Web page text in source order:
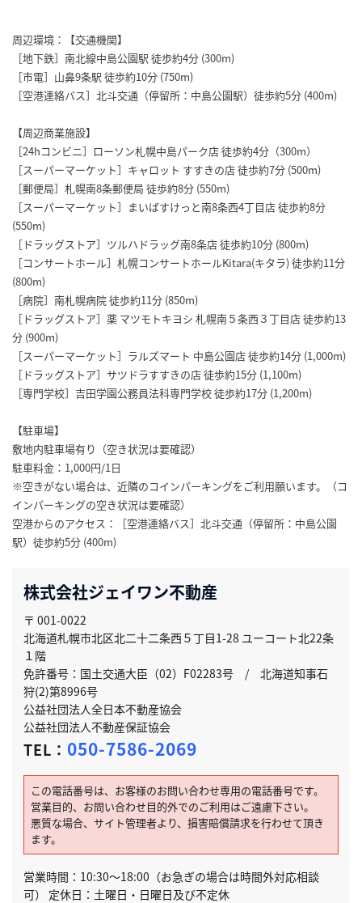
周辺環境：【交通機関】
［地下鉄］南北線中島公園駅 徒歩約4分 (300m)
［市電］山鼻9条駅 徒歩約10分 (750m)
［空港連絡バス］北斗交通（停留所：中島公園駅）徒歩約5分 (400m)
【周辺商業施設】
［24hコンビニ］ローソン札幌中島パーク店 徒歩約4分（300m）
［スーパーマーケット］キャロット すすきの店 徒歩約7分 (500m)
［郵便局］札幌南8条郵便局 徒歩約8分 (550m)
［スーパーマーケット］まいばすけっと南8条西4丁目店 徒歩約8分
(550m)
［ドラッグストア］ツルハドラッグ南8条店 徒歩約10分 (800m)
［コンサートホール］札幌コンサートホールKitara(キタラ) 徒歩約11分
(800m)
［病院］南札幌病院 徒歩約11分 (850m)
［ドラッグストア］薬 マツモトキヨシ 札幌南５条西３丁目店 徒歩約13
分 (900m)
［スーパーマーケット］ラルズマート 中島公園店 徒歩約14分 (1,000m)
［ドラッグストア］サツドラすすきの店 徒歩約15分 (1,100m)
［専門学校］吉田学園公務員法科専門学校 徒歩約17分 (1,200m)
【駐車場】
敷地内駐車場有り（空き状況は要確認）
駐車料金：1,000円/1日
※空きがない場合は、近隣のコインパーキングをご利用願います。（コ
インパーキングの空き状況は要確認）
空港からのアクセス：［空港連絡バス］北斗交通（停留所：中島公園
駅）徒歩約5分 (400m)
株式会社ジェイワン不動産
〒 001-0022
北海道札幌市北区北二十二条西５丁目1-28 ユーコート北22条
１階
免許番号：国土交通大臣（02）F02283号 / 北海道知事石
狩(2)第8996号
公益社団法人全日本不動産協会
公益社団法人不動産保証協会
TEL： 050-7586-2069
この電話番号は、お客様のお問い合わせ専用の電話番号です。
営業目的、お問い合わせ目的外でのご利用はご遠慮下さい。
悪質な場合、サイト管理者より、損害賠償請求を行わせて頂き
ます。
営業時間：10:30～18:00（お急ぎの場合は時間外対応相談
可） 定休日：土曜日・日曜日及び不定休